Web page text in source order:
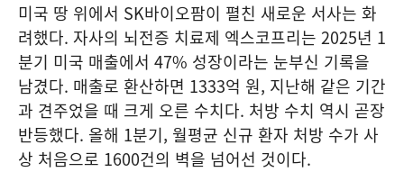
미국 땅 위에서 SK바이오팜이 펼친 새로운 서사는 화
려했다. 자사의 뇌전증 치료제 엑스코프리는 2025년 1
분기 미국 매출에서 47% 성장이라는 눈부신 기록을
남겼다. 매출로 환산하면 1333억 원, 지난해 같은 기간
과 견주었을 때 크게 오른 수치다. 처방 수치 역시 곧장
반등했다. 올해 1분기, 월평균 신규 환자 처방 수가 사
상 처음으로 1600건의 벽을 넘어선 것이다.